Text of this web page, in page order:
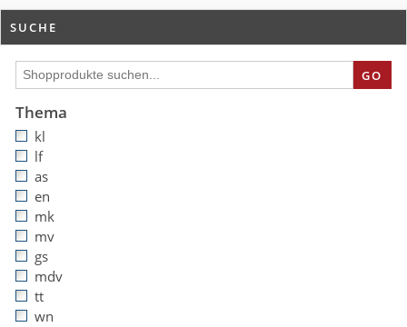
SUCHE
GO
Thema
kl
lf
as
en
mk
mv
gs
mdv
tt
wn